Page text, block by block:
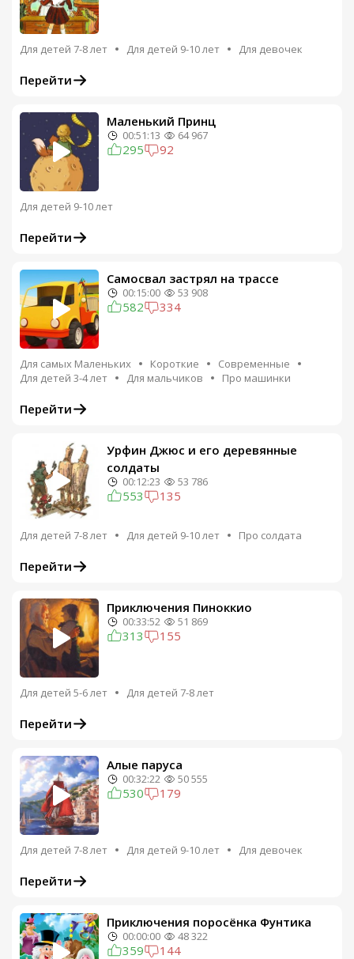
Для детей 7-8 лет Для детей 9-10 лет Для девочек
Перейти
Маленький Принц
00:51:13 64 967
295 92
Для детей 9-10 лет
Перейти
Самосвал застрял на трассе
00:15:00 53 908
582 334
Для самых Маленьких Короткие
Современные
Для детей 3-4 лет
Для мальчиков Про машинки
Перейти
Урфин Джюс и его деревянные
солдаты
00:12:23 53 786
553 135
Для детей 7-8 лет Для детей 9-10 лет Про солдата
Перейти
Приключения Пиноккио
00:33:52 51 869
313 155
Для детей 5-6 лет Для детей 7-8 лет
Перейти
Алые паруса
00:32:22 50 555
530 179
Для детей 7-8 лет Для детей 9-10 лет Для девочек
Перейти
Приключения поросёнка Фунтика
00:00:00 48 322
359 144